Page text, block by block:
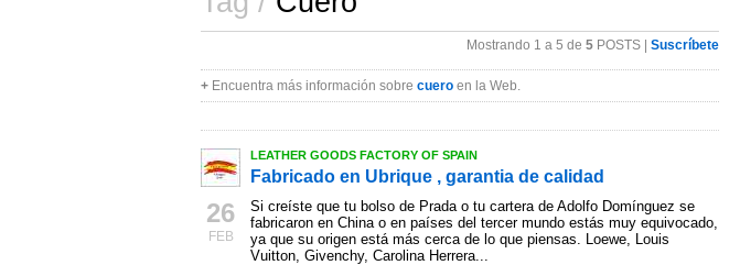
Mostrando 1 a 5 de 5 POSTS | Suscríbete
+ Encuentra más información sobre cuero en la Web.
26
FEB
LEATHER GOODS FACTORY OF SPAIN
Fabricado en Ubrique , garantia de calidad
Si creíste que tu bolso de Prada o tu cartera de Adolfo Domínguez se
fabricaron en China o en países del tercer mundo estás muy equivocado,
ya que su origen está más cerca de lo que piensas. Loewe, Louis
Vuitton, Givenchy, Carolina Herrera...